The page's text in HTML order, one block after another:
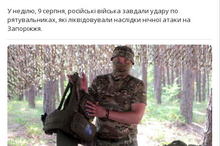
У неділю, 9 серпня, російські війська завдали удару по
рятувальниках, які ліквідовували наслідки нічної атаки на
Запоріжжя.